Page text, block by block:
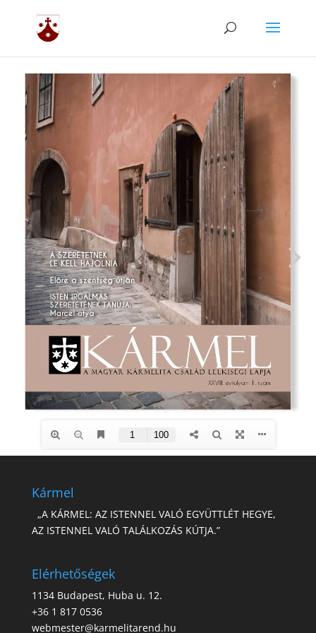
Kármel
„A KÁRMEL: AZ ISTENNEL VALÓ EGYÜTTLÉT HEGYE,
AZ ISTENNEL VALÓ TALÁLKOZÁS KÚTJA.”
Elérhetőségek
1134 Budapest, Huba u. 12.
+36 1 817 0536
webmester@karmelitarend.hu